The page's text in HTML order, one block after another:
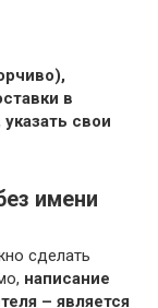
в
свои
имени
сделать
написание
– является